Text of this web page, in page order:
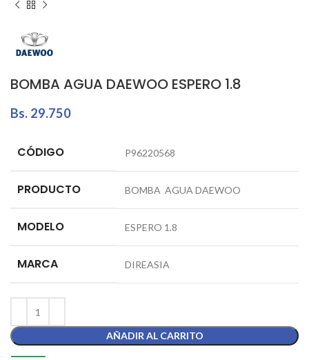
BOMBA AGUA DAEWOO ESPERO 1.8
Bs. 29.750
CÓDIGO P96220568
PRODUCTO BOMBA AGUA DAEWOO
MODELO ESPERO 1.8
MARCA DIREASIA
AÑADIR AL CARRITO